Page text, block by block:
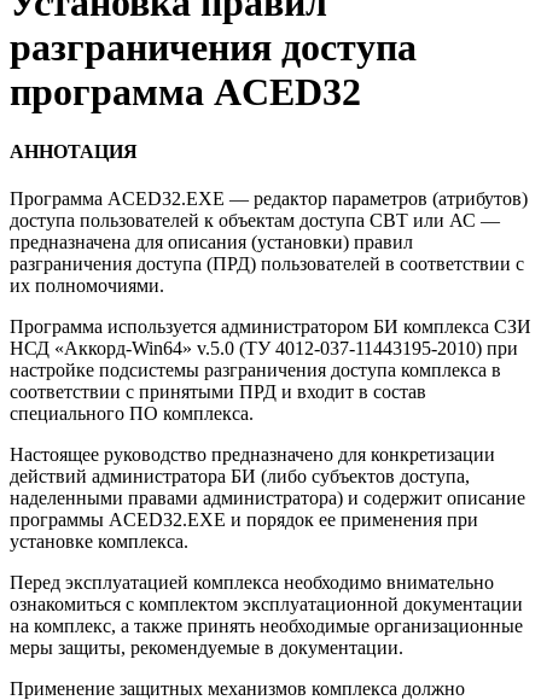
разграничения доступа
программа ACED32
АННОТАЦИЯ
Программа ACED32.EXE — редактор параметров (атрибутов)
доступа пользователей к объектам доступа СВТ или АС —
предназначена для описания (установки) правил
разграничения доступа (ПРД) пользователей в соответствии с
их полномочиями.
Программа используется администратором БИ комплекса СЗИ
НСД «Аккорд-Win64» v.5.0 (ТУ 4012-037-11443195-2010) при
настройке подсистемы разграничения доступа комплекса в
соответствии с принятыми ПРД и входит в состав
специального ПО комплекса.
Настоящее руководство предназначено для конкретизации
действий администратора БИ (либо субъектов доступа,
наделенными правами администратора) и содержит описание
программы ACED32.EXE и порядок ее применения при
установке комплекса.
Перед эксплуатацией комплекса необходимо внимательно
ознакомиться с комплектом эксплуатационной документации
на комплекс, а также принять необходимые организационные
меры защиты, рекомендуемые в документации.
Применение защитных механизмов комплекса должно